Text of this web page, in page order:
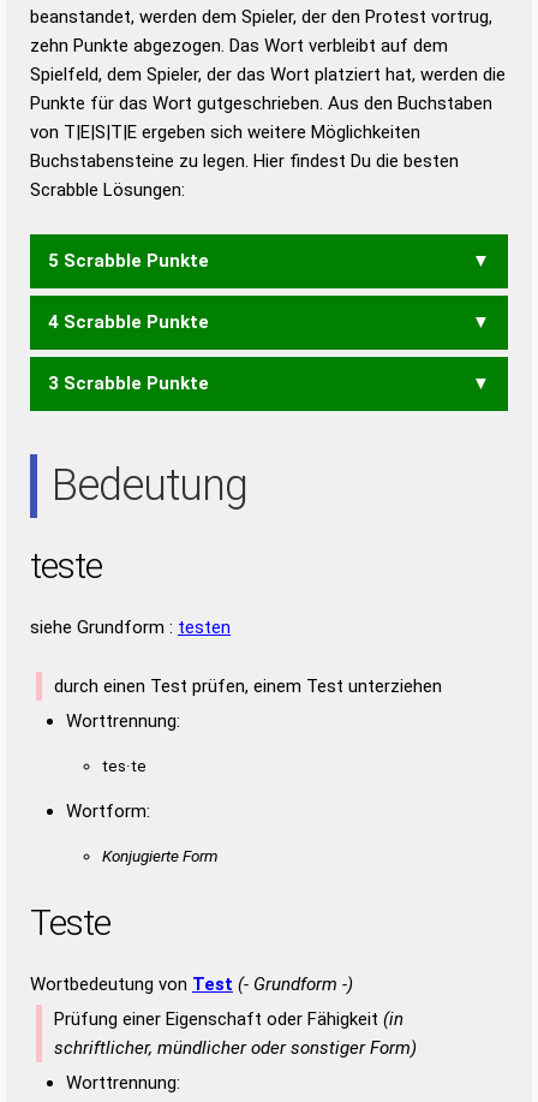
Duden – Standardwerk in 12 Bänden
Duden – Richtiges und gutes
Deutsch
Duden – Die deutsche Grammatik
Duden – Deutsches
beanstandet, werden dem Spieler, der den Protest vortrug,
zehn Punkte abgezogen. Das Wort verbleibt auf dem
Spielfeld, dem Spieler, der das Wort platziert hat, werden die
Punkte für das Wort gutgeschrieben. Aus den Buchstaben
von T|E|S|T|E ergeben sich weitere Möglichkeiten
Buchstabensteine zu legen. Hier findest Du die besten
Scrabble Lösungen:
5 Scrabble Punkte
STETE
4 Scrabble Punkte
STET TEES
3 Scrabble Punkte
Bedeutung
teste
siehe Grundform : testen
durch einen Test prüfen, einem Test unterziehen
Worttrennung:
tes·te
Wortform:
Konjugierte Form
Teste
Wortbedeutung von Test (- Grundform -)
Prüfung einer Eigenschaft oder Fähigkeit (in
schriftlicher, mündlicher oder sonstiger Form)
Worttrennung: